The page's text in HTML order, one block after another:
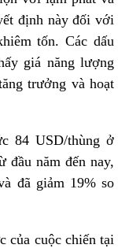
định này đối với
tốn. Các dấu
giá năng lượng
trưởng và hoạt
84 USD/thùng ở
đầu năm đến nay,
đã giảm 19% so
của cuộc chiến tại